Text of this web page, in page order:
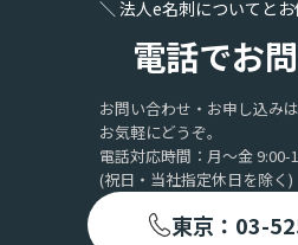
＼ 法人e名刺についてと
電話でお
お問い合わせ・お申し込みは
お気軽にどうぞ。
電話対応時間：月〜金 9:00-
(祝日・当社指定休日を除く)
東京：03-